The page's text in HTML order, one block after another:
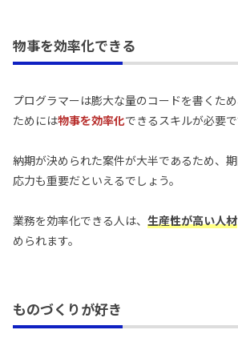
物事を効率化できる
プログラマーは膨大な量のコードを書くた
ためには物事を効率化できるスキルが必要で
納期が決められた案件が大半であるため、
応力も重要だといえるでしょう。
業務を効率化できる人は、 生産性が高い人材
められます。
ものづくりが好き